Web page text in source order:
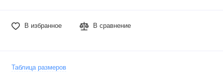
В избранное В сравнение
Таблица размеров